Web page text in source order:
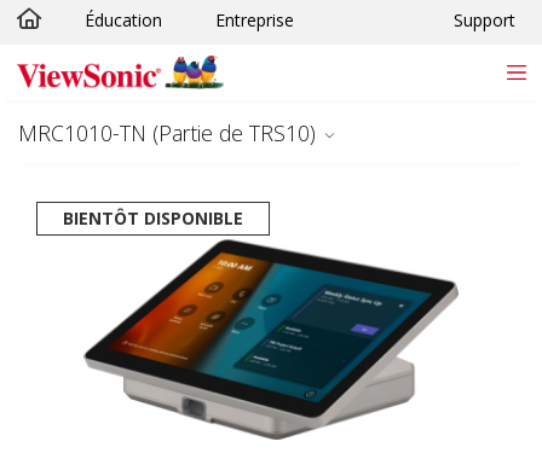
Passer au contenu principal
Éducation Entreprise Support
MRC1010-TN (Partie de TRS10)
BIENTÔT DISPONIBLE